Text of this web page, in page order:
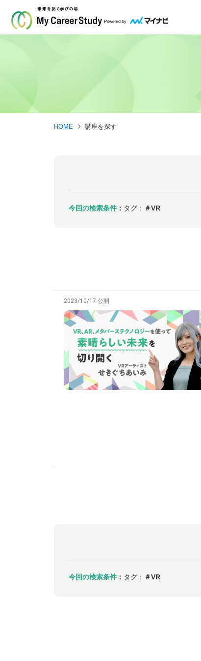
HOME 講座を探す
今回の検索条件 ： タグ： ＃VR
2023/10/17 公開
今回の検索条件 ： タグ： ＃VR